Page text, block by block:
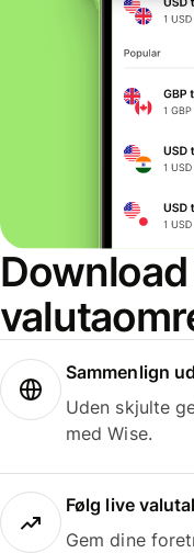
Sammenlign
Uden skjulte
med Wise.
Følg live
Gem dine